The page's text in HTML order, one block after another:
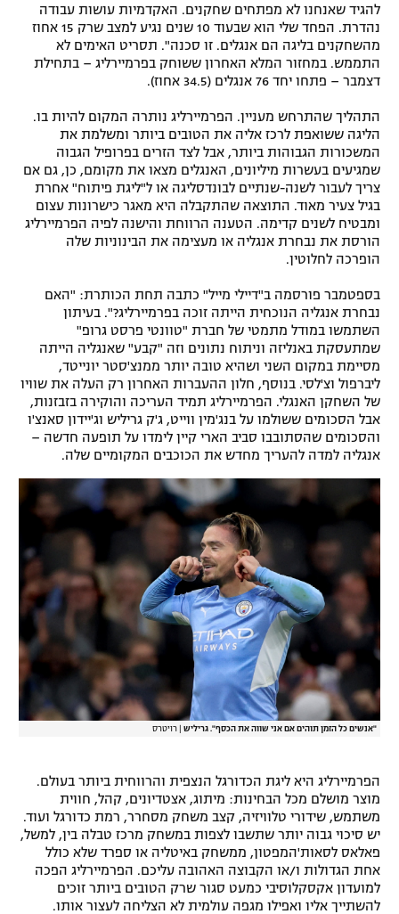
להגיד שאנחנו לא מפתחים שחקנים. האקדמיות עושות עבודה
נהדרת. הפחד שלי הוא שבעוד 10 שנים נגיע למצב שרק 15 אחוז
מהשחקנים בליגה הם אנגלים. זו סכנה". תסריט האימים לא
התממש. במחזור המלא האחרון ששוחק בפרמיירליג – בתחילת
דצמבר – פתחו יחד 76 אנגלים (34.5 אחוז).
התהליך שהתרחש מעניין. הפרמיירליג נותרה המקום להיות בו.
הליגה ששואפת לרכז אליה את הטובים ביותר ומשלמת את
המשכורות הגבוהות ביותר, אבל לצד הזרים בפרופיל הגבוה
שמגיעים בעשרות מיליונים, האנגלים מצאו את מקומם, כן, גם אם
צריך לעבור לשנה-שנתיים לבונדסליגה או ל"ליגת פיתוח" אחרת
בגיל צעיר מאוד. התוצאה שהתקבלה היא מאגר כישרונות עצום
ומבטיח לשנים קדימה. הטענה הרווחת והישנה לפיה הפרמיירליג
הורסת את נבחרת אנגליה או מעצימה את הבינוניות שלה
הופרכה לחלוטין.
בספטמבר פורסמה ב"דיילי מייל" כתבה תחת הכותרת: "האם
נבחרת אנגליה הנוכחית הייתה זוכה בפרמיירליג?". בעיתון
השתמשו במודל מתמטי של חברת "טוונטי פרסט גרופ"
שמתעסקת באנליזה וניתוח נתונים וזה "קבע" שאנגליה הייתה
מסיימת במקום השני ושהיא טובה יותר ממנצ'סטר יונייטד,
ליברפול וצ'לסי. בנוסף, חלון ההעברות האחרון רק העלה את שוויו
של השחקן האנגלי. הפרמיירליג תמיד העריכה והוקירה בזבזנות,
אבל הסכומים ששולמו על בנג'מין ווייט, ג'ק גריליש וג'יידון סאנצ'ו
והסכומים שהסתובבו סביב הארי קיין לימדו על תופעה חדשה –
אנגליה למדה להעריך מחדש את הכוכבים המקומיים שלה.
"אנשים כל הזמן תוהים אם אני שווה את הכסף". גריליש רויטרס
הפרמיירליג היא ליגת הכדורגל הנצפית והרווחית ביותר בעולם.
מוצר מושלם מכל הבחינות: מיתוג, אצטדיונים, קהל, חווית
משתמש, שידורי טלוויזיה, קצב משחק מסחרר, רמת כדורגל ועוד.
יש סיכוי גבוה יותר שתשבו לצפות במשחק מרכז טבלה בין, למשל,
פאלאס לסאות'המפטון, ממשחק באיטליה או ספרד שלא כולל
אחת הגדולות ו/או הקבוצה האהובה עליכם. הפרמיירליג הפכה
למועדון אקסקלוסיבי כמעט סגור שרק הטובים ביותר זוכים
להשתייך אליו ואפילו מגפה עולמית לא הצליחה לעצור אותו.